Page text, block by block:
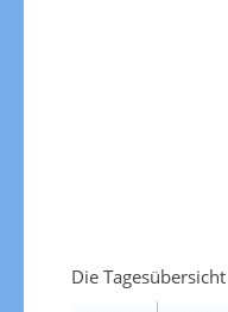
Die